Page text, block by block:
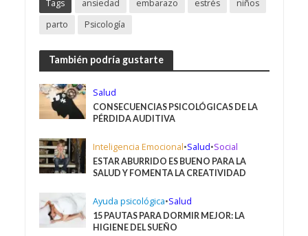
Tags ansiedad embarazo estrés
niños
parto
Psicología
También podría gustarte
Salud
CONSECUENCIAS PSICOLÓGICAS DE LA
PÉRDIDA AUDITIVA
Inteligencia Emocional•Salud•Social
ESTAR ABURRIDO ES BUENO PARA LA
SALUD Y FOMENTA LA CREATIVIDAD
Ayuda psicológica•Salud
15 PAUTAS PARA DORMIR MEJOR: LA
HIGIENE DEL SUEÑO